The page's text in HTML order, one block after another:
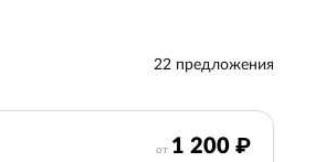
22 предложения
от 1 200 ₽